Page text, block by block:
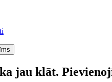
jau klāt.